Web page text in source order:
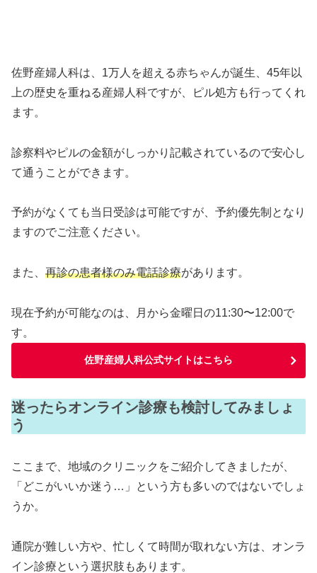
佐野産婦人科は、1万人を超える赤ちゃんが誕生、45年以
上の歴史を重ねる産婦人科ですが、ピル処方も行ってくれ
ます。
診察料やピルの金額がしっかり記載されているので安心し
て通うことができます。
予約がなくても当日受診は可能ですが、 予約優先制 となり
ますのでご注意ください。
また、 再診の患者様のみ電話診療があります。
現在予約が可能なのは、月から金曜日の11:30〜12:00で
す。
佐野産婦人科公式サイトはこちら
迷ったらオンライン診療も検討してみましょ
う
ここまで、地域のクリニックをご紹介してきましたが、
「どこがいいか迷う…」という方も多いのではないでしょ
うか。
通院が難しい方や、忙しくて時間が取れない方は、オンラ
イン診療という選択肢もあります。